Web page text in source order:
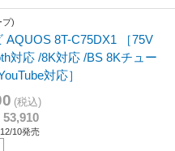
プ)
AQUOS 8T-C75DX1 ［75V
対応 /8K対応 /BS 8Kチュー
対応］
(税込)
10発売